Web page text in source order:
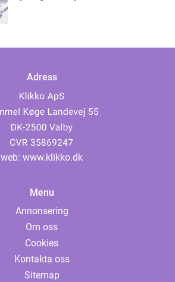
Adress
web: www.klikko.dk
Menu
Annonsering
Om oss
Cookies
Kontakta oss
Sitemap